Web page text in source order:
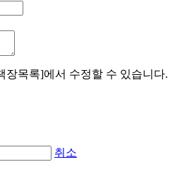
장목록]에서 수정할 수 있습니다.
취소